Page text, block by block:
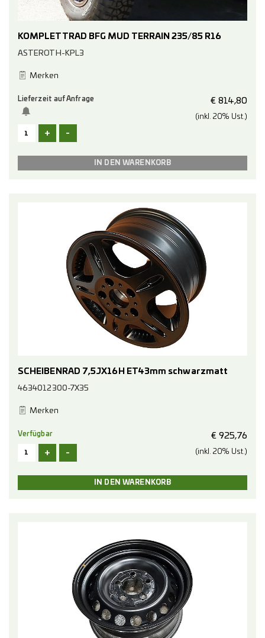
KOMPLETTRAD BFG MUD TERRAIN 235/85 R16
ASTEROTH-KPL3
Merken
€ 814,80
(inkl. 20% Ust.)
Lieferzeit auf Anfrage
+ -
SCHEIBENRAD 7,5JX16H ET43mm schwarzmatt
4634012300-7X35
Merken
€ 925,76
(inkl. 20% Ust.)
Verfügbar
+ -